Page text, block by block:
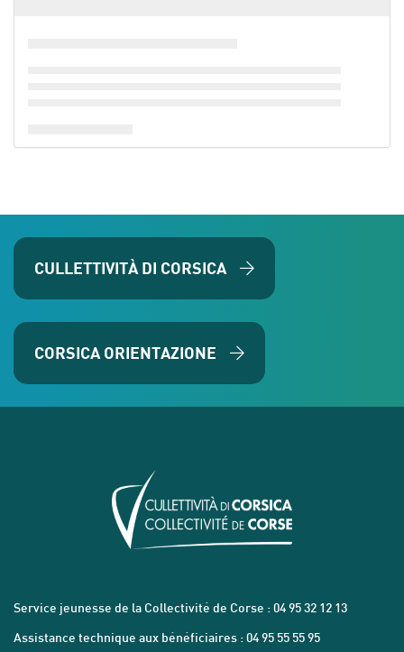
CULLETTIVITÀ DI CORSICA
CORSICA ORIENTAZIONE
Service jeunesse de la Collectivité de Corse : 04 95 32 12 13
Assistance technique aux bénéficiaires : 04 95 55 55 95